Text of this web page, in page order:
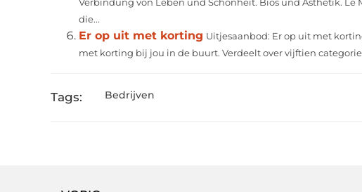
Verbindung von Leben und Schönheit. Bios und Ästhetik.
die...
Er op uit met korting Uitjesaanbod: Er op uit met
met korting bij jou in de buurt. Verdeelt over vijftien
Tags: Bedrijven